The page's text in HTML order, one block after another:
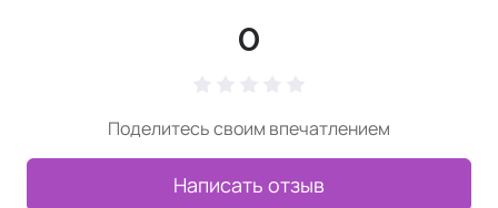
0
Поделитесь своим впечатлением
Написать отзыв